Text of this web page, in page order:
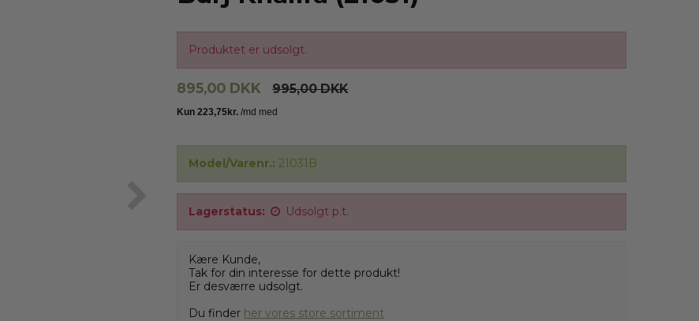
Produktet er udsolgt.
895,00 DKK 995,00 DKK
Model/Varenr.: 21031B
Lagerstatus: Udsolgt p.t.
Kære Kunde,
Tak for din interesse for dette produkt!
Er desværre udsolgt.
Du finder her vores store sortiment